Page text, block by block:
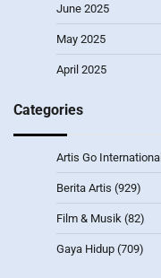
June 2025
May 2025
April 2025
Categories
Artis Go International
Berita Artis (929)
Film & Musik (82)
Gaya Hidup (709)